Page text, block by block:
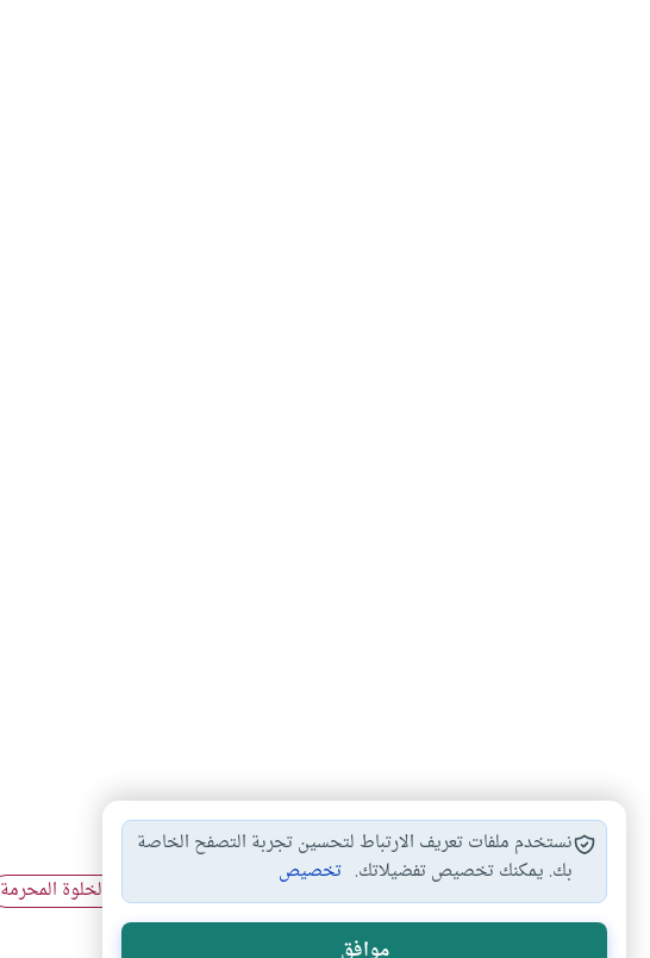
ضوابط الخلوة المحرمة الخلوة المحرمة
#أحكام الخلوة #ضوابط الخلوة وأحكامها
نستخدم ملفات تعريف الارتباط لتحسين تجربة التصفح الخاصة
بك. يمكنك تخصيص تفضيلاتك. تخصيص